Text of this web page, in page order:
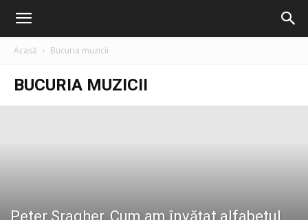
Filiala
București
Acasă Bucuria muzicii
BUCURIA MUZICII
Peter Sragher, Cum am învățat alfabetul